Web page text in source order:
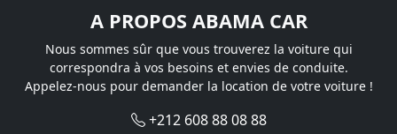
A PROPOS ABAMA CAR
Nous sommes sûr que vous trouverez la voiture qui
correspondra à vos besoins et envies de conduite.
Appelez-nous pour demander la location de votre voiture !
+212 608 88 08 88